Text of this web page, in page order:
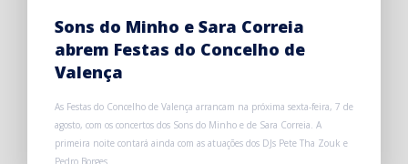
Sons do Minho e Sara Correia
abrem Festas do Concelho de
Valença
As Festas do Concelho de Valença arrancam na próxima sexta-feira, 7 de
agosto, com os concertos dos Sons do Minho e de Sara Correia. A
primeira noite contará ainda com as atuações dos DJs Pete Tha Zouk e
Pedro Borges.